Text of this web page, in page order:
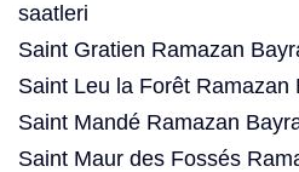
saatleri
Saint Gratien Ramazan
Saint Leu la Forêt Ramazan
Saint Mandé Ramazan
Saint Maur des Fossés